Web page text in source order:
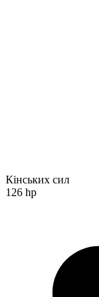
Кінських сил
126 hp